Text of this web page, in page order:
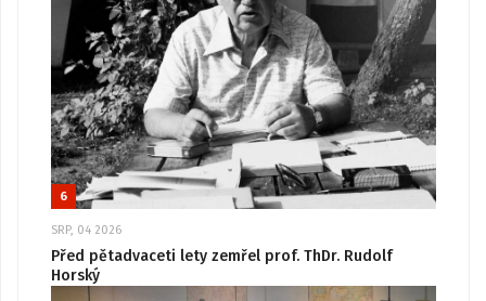
6
SRP, 04 2026
Před pětadvaceti lety zemřel prof. ThDr. Rudolf
Horský